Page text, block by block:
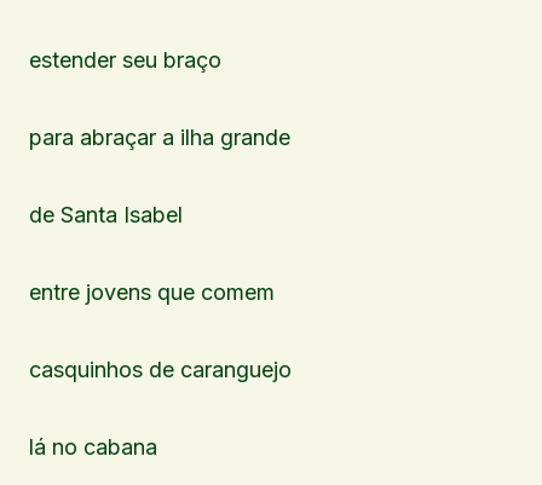
estender seu braço
para abraçar a ilha grande
de Santa Isabel
entre jovens que comem
casquinhos de caranguejo
lá no cabana